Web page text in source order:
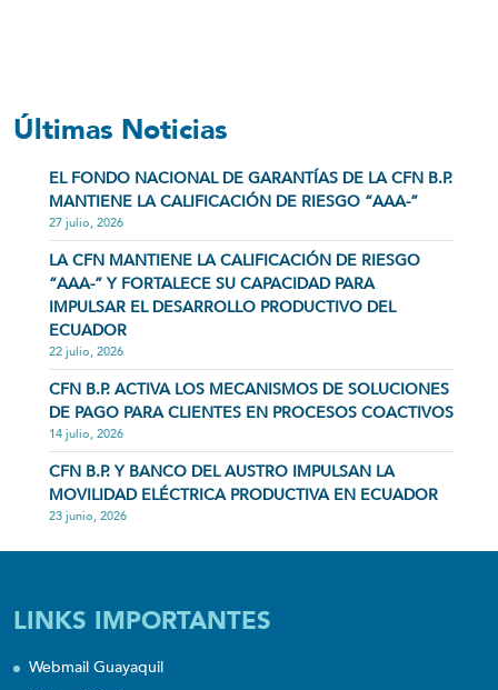
Últimas Noticias
EL FONDO NACIONAL DE GARANTÍAS DE LA CFN B.P.
MANTIENE LA CALIFICACIÓN DE RIESGO “AAA-”
27 julio, 2026
LA CFN MANTIENE LA CALIFICACIÓN DE RIESGO
“AAA-” Y FORTALECE SU CAPACIDAD PARA
IMPULSAR EL DESARROLLO PRODUCTIVO DEL
ECUADOR
22 julio, 2026
CFN B.P. ACTIVA LOS MECANISMOS DE SOLUCIONES
DE PAGO PARA CLIENTES EN PROCESOS COACTIVOS
14 julio, 2026
CFN B.P. Y BANCO DEL AUSTRO IMPULSAN LA
MOVILIDAD ELÉCTRICA PRODUCTIVA EN ECUADOR
23 junio, 2026
LINKS IMPORTANTES
Webmail Guayaquil